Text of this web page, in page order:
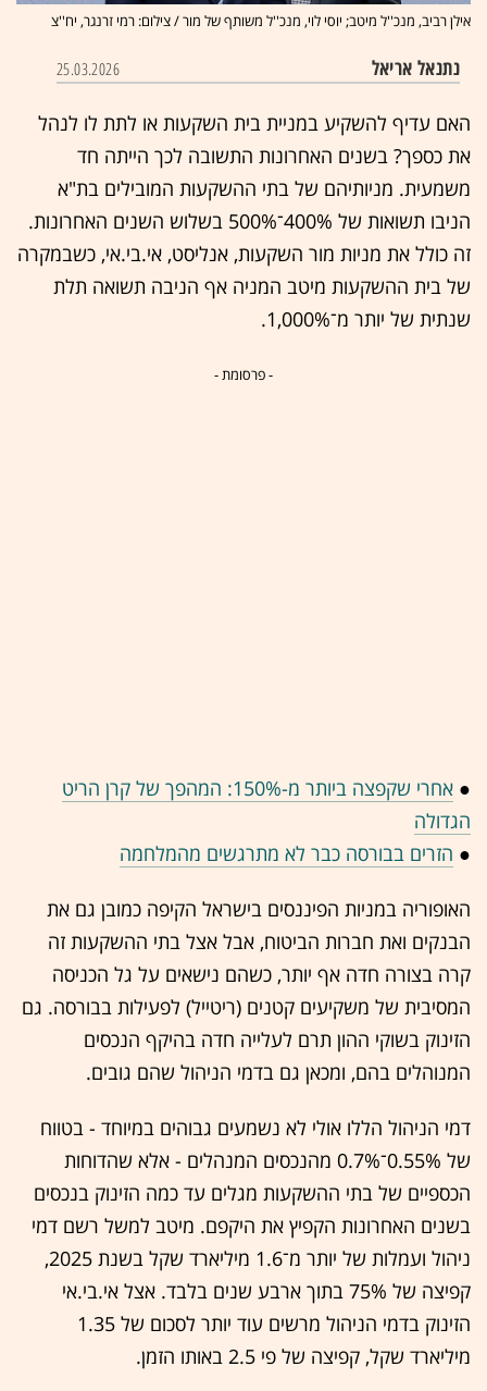
אילן רביב, מנכ''ל מיטב; יוסי לוי, מנכ''ל משותף של מור / צילום: רמי זרנגר, יח''צ
נתנאל אריאל 25.03.2026
האם עדיף להשקיע במניית בית השקעות או לתת לו לנהל
את כספך? בשנים האחרונות התשובה לכך הייתה חד
משמעית. מניותיהם של בתי ההשקעות המובילים בת"א
הניבו תשואות של 400%־500% בשלוש השנים האחרונות.
זה כולל את מניות מור השקעות, אנליסט, אי.בי.אי, כשבמקרה
של בית ההשקעות מיטב המניה אף הניבה תשואה תלת
שנתית של יותר מ־1,000%.
- פרסומת -
●
אחרי שקפצה ביותר מ-150%: המהפך של קרן הריט
הגדולה
● הזרים בבורסה כבר לא מתרגשים מהמלחמה
האופוריה במניות הפיננסים בישראל הקיפה כמובן גם את
הבנקים ואת חברות הביטוח, אבל אצל בתי ההשקעות זה
קרה בצורה חדה אף יותר, כשהם נישאים על גל הכניסה
המסיבית של משקיעים קטנים (ריטייל) לפעילות בבורסה. גם
הזינוק בשוקי ההון תרם לעלייה חדה בהיקף הנכסים
המנוהלים בהם, ומכאן גם בדמי הניהול שהם גובים.
דמי הניהול הללו אולי לא נשמעים גבוהים במיוחד - בטווח
של 0.55%־0.7% מהנכסים המנהלים - אלא שהדוחות
הכספיים של בתי ההשקעות מגלים עד כמה הזינוק בנכסים
בשנים האחרונות הקפיץ את היקפם. מיטב למשל רשם דמי
ניהול ועמלות של יותר מ־1.6 מיליארד שקל בשנת 2025,
קפיצה של 75% בתוך ארבע שנים בלבד. אצל אי.בי.אי
הזינוק בדמי הניהול מרשים עוד יותר לסכום של 1.35
מיליארד שקל, קפיצה של פי 2.5 באותו הזמן.